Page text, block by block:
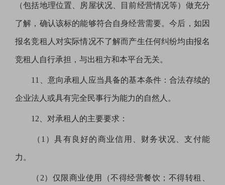
（包括地理位置、房屋状况、目前经营情况等）做充分
了解，确认该标的能够符合自身经营需要。今后，如因
报名竞租人对实际情况不了解而产生任何纠纷均由报名
竞租人自行承担，与出租方和本平台无关。
11、意向承租人应当具备的基本条件：合法存续的
企业法人或具有完全民事行为能力的自然人。
12、对承租人的主要要求：
（ 1）具有良好的商业信用、财务状况、支付能
力。
（ 2）仅限商业使用（不得经营餐饮；不得转租、